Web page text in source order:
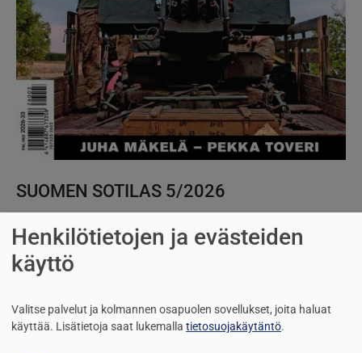
SUOMEN SOTILAS 5/2026
Riippumaton sotilasaikakausijulkaisu vuodesta 1919
SUOSITUIMMAT
Henkilötietojen ja evästeiden
käyttö
Valitse palvelut ja kolmannen osapuolen sovellukset, joita haluat
käyttää. Lisätietoja saat lukemalla tietosuojakäytäntö.